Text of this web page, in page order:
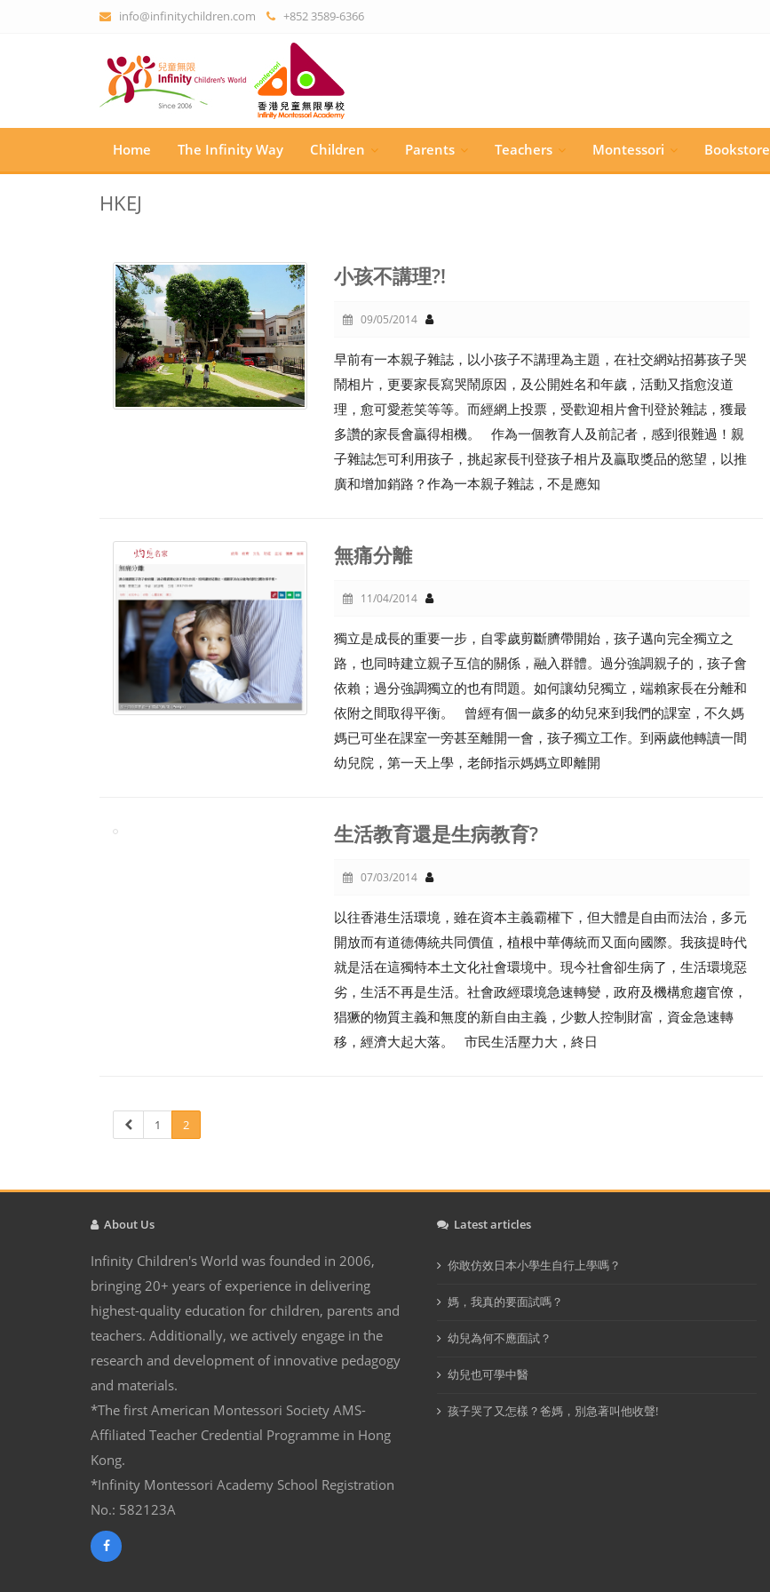
info@infinitychildren.com +852 3589-6366
Home The Infinity Way Children Parents Teachers Montessori Bookstore
HKEJ
小孩不講理?!
09/05/2014
早前有一本親子雜誌，以小孩子不講理為主題，在社交網站招募孩子哭
鬧相片，更要家長寫哭鬧原因，及公開姓名和年歲，活動又指愈沒道
理，愈可愛惹笑等等。而經網上投票，受歡迎相片會刊登於雜誌，獲最
多讚的家長會贏得相機。 作為一個教育人及前記者，感到很難過！親
子雜誌怎可利用孩子，挑起家長刊登孩子相片及贏取獎品的慾望，以推
廣和增加銷路？作為一本親子雜誌，不是應知
無痛分離
11/04/2014
獨立是成長的重要一步，自零歲剪斷臍帶開始，孩子邁向完全獨立之
路，也同時建立親子互信的關係，融入群體。過分強調親子的，孩子會
依賴；過分強調獨立的也有問題。如何讓幼兒獨立，端賴家長在分離和
依附之間取得平衡。 曾經有個一歲多的幼兒來到我們的課室，不久媽
媽已可坐在課室一旁甚至離開一會，孩子獨立工作。到兩歲他轉讀一間
幼兒院，第一天上學，老師指示媽媽立即離開
生活教育還是生病教育?
07/03/2014
以往香港生活環境，雖在資本主義霸權下，但大體是自由而法治，多元
開放而有道德傳統共同價值，植根中華傳統而又面向國際。我孩提時代
就是活在這獨特本土文化社會環境中。現今社會卻生病了，生活環境惡
劣，生活不再是生活。社會政經環境急速轉變，政府及機構愈趨官僚，
猖獗的物質主義和無度的新自由主義，少數人控制財富，資金急速轉
移，經濟大起大落。 市民生活壓力大，終日
1 2
About Us
Infinity Children's World was founded in 2006,
bringing 20+ years of experience in delivering
highest-quality education for children, parents and
teachers. Additionally, we actively engage in the
research and development of innovative pedagogy
and materials.
*The first American Montessori Society AMS-
Affiliated Teacher Credential Programme in Hong
Kong.
*Infinity Montessori Academy School Registration
No.: 582123A
Latest articles
你敢仿效日本小學生自行上學嗎？
媽，我真的要面試嗎？
幼兒為何不應面試？
幼兒也可學中醫
孩子哭了又怎樣？爸媽，別急著叫他收聲!